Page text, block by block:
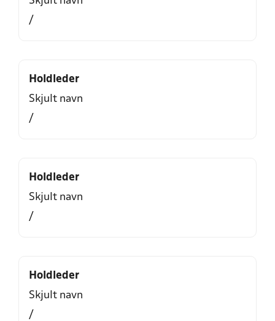
/
Holdleder
Skjult navn
/
Holdleder
Skjult navn
/
Holdleder
Skjult navn
/